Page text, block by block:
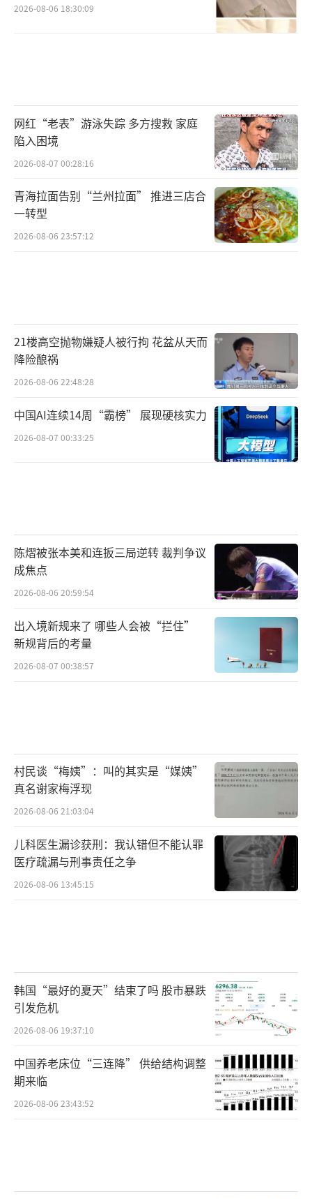
2026-08-06 18:30:09
网红“老表”游泳失踪 多方搜救 家庭
陷入困境
2026-08-07 00:28:16
青海拉面告别“兰州拉面” 推进三店合
一转型
2026-08-06 23:57:12
21楼高空抛物嫌疑人被行拘 花盆从天而
降险酿祸
2026-08-06 22:48:28
中国AI连续14周“霸榜” 展现硬核实力
2026-08-07 00:33:25
陈熠被张本美和连扳三局逆转 裁判争议
成焦点
2026-08-06 20:59:54
出入境新规来了 哪些人会被“拦住”
新规背后的考量
2026-08-07 00:38:57
村民谈“梅姨”：叫的其实是“媒姨”
真名谢家梅浮现
2026-08-06 21:03:04
儿科医生漏诊获刑：我认错但不能认罪
医疗疏漏与刑事责任之争
2026-08-06 13:45:15
韩国“最好的夏天”结束了吗 股市暴跌
引发危机
2026-08-06 19:37:10
中国养老床位“三连降” 供给结构调整
期来临
2026-08-06 23:43:52